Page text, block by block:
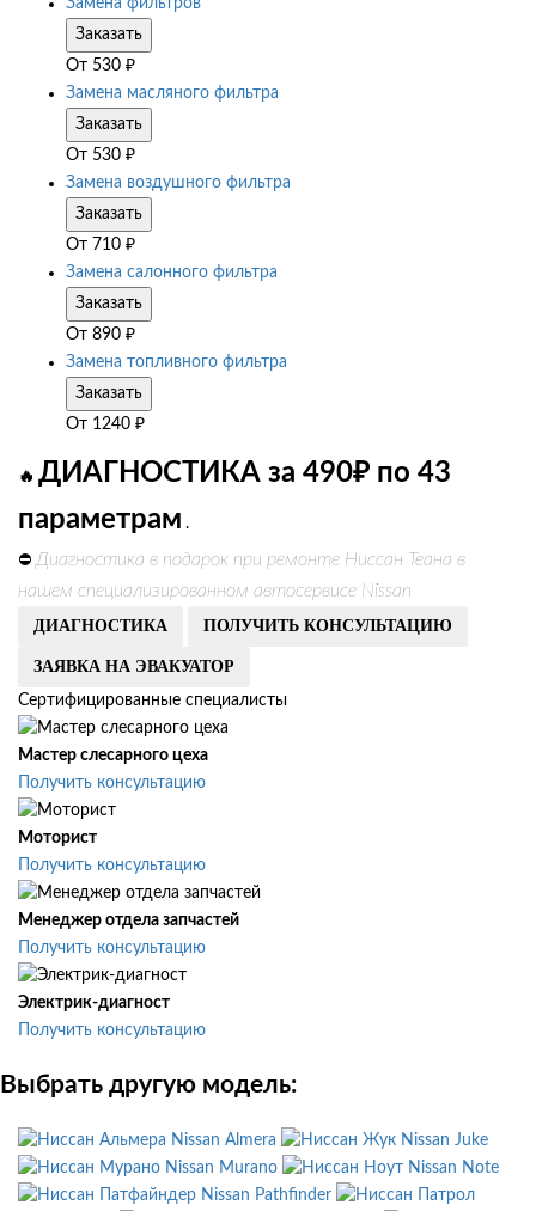
Замена фильтров
Заказать
От 530 ₽
Замена масляного фильтра
Заказать
От 530 ₽
Замена воздушного фильтра
Заказать
От 710 ₽
Замена салонного фильтра
Заказать
От 890 ₽
Замена топливного фильтра
Заказать
От 1240 ₽
🔥 ДИАГНОСТИКА за 490₽ по 43
параметрам .
⛔ Диагностика в подарок при ремонте Ниссан Теана в
нашем специализированном автосервисе Nissan
ДИАГНОСТИКА ПОЛУЧИТЬ КОНСУЛЬТАЦИЮ
ЗАЯВКА НА ЭВАКУАТОР
Сертифицированные специалисты
Мастер слесарного цеха
Получить консультацию
Моторист
Получить консультацию
Менеджер отдела запчастей
Получить консультацию
Электрик-диагност
Получить консультацию
Выбрать другую модель:
Nissan Almera
Nissan Juke
Nissan Murano
Nissan Note
Nissan Pathfinder